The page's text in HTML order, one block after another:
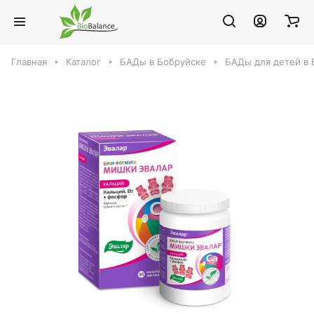
Главная Каталог БАДы в Бобруйске БАДы для детей в